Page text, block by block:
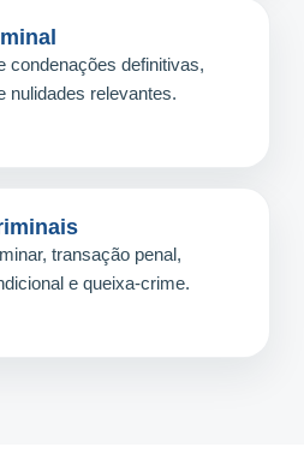
condenações definitivas,
nulidades relevantes.
transação penal,
e queixa-crime.